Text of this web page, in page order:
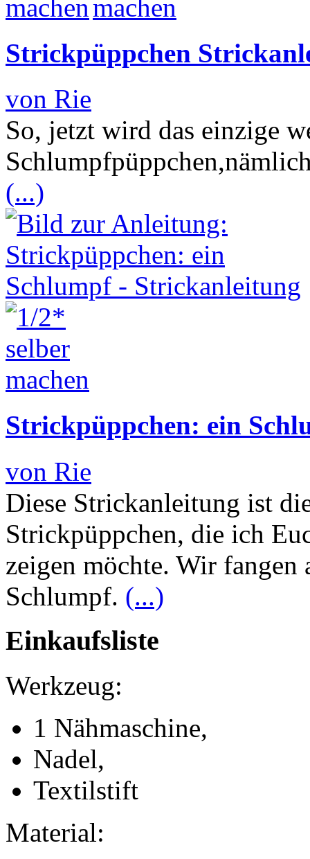
Strickpüppchen
von Rie
So, jetzt wird das einzige
(...)
Strickpüppchen: ein
von Rie
Diese Strickanleitung ist
Strickpüppchen, die ich
zeigen möchte. Wir fangen
Schlumpf. (...)
Einkaufsliste
Werkzeug:
1 Nähmaschine,
Nadel,
Textilstift
Material: